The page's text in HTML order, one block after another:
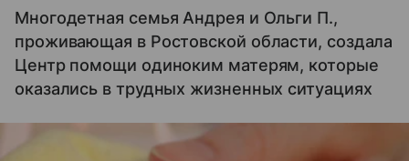
Многодетная семья Андрея и Ольги П.,
проживающая в Ростовской области, создала
Центр помощи одиноким матерям, которые
оказались в трудных жизненных ситуациях